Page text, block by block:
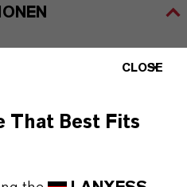
CLOSE
That Best Fits